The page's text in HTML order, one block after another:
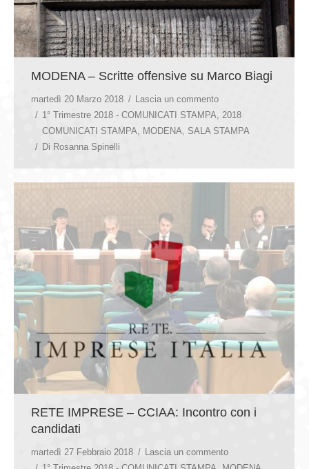
MODENA – Scritte offensive su Marco Biagi
martedì 20 Marzo 2018
Lascia un commento
1° Trimestre 2018 - COMUNICATI STAMPA, 2018
COMUNICATI STAMPA, MODENA, SALA STAMPA
Di Rosanna Spinelli
RETE IMPRESE – CCIAA: Incontro con i
candidati
martedì 27 Febbraio 2018
Lascia un commento